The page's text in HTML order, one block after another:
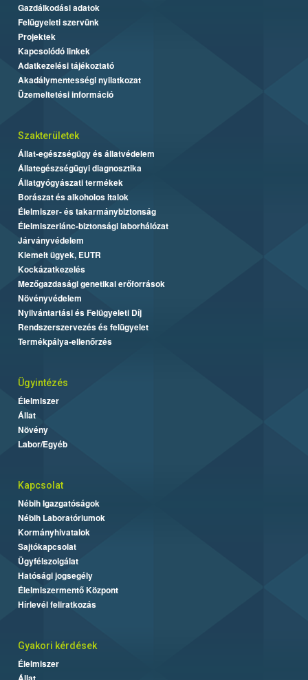
Gazdálkodási adatok
Felügyeleti szervünk
Projektek
Kapcsolódó linkek
Adatkezelési tájékoztató
Akadálymentességi nyilatkozat
Üzemeltetési információ
Szakterületek
Állat-egészségügy és állatvédelem
Állategészségügyi diagnosztika
Állatgyógyászati termékek
Borászat és alkoholos italok
Élelmiszer- és takarmánybiztonság
Élelmiszerlánc-biztonsági laborhálózat
Járványvédelem
Kiemelt ügyek, EUTR
Kockázatkezelés
Mezőgazdasági genetikai erőforrások
Növényvédelem
Nyilvántartási és Felügyeleti Díj
Rendszerszervezés és felügyelet
Termékpálya-ellenőrzés
Ügyintézés
Élelmiszer
Állat
Növény
Labor/Egyéb
Kapcsolat
Nébih Igazgatóságok
Nébih Laboratóriumok
Kormányhivatalok
Sajtókapcsolat
Ügyfélszolgálat
Hatósági jogsegély
Élelmiszermentő Központ
Hírlevél feliratkozás
Gyakori kérdések
Élelmiszer